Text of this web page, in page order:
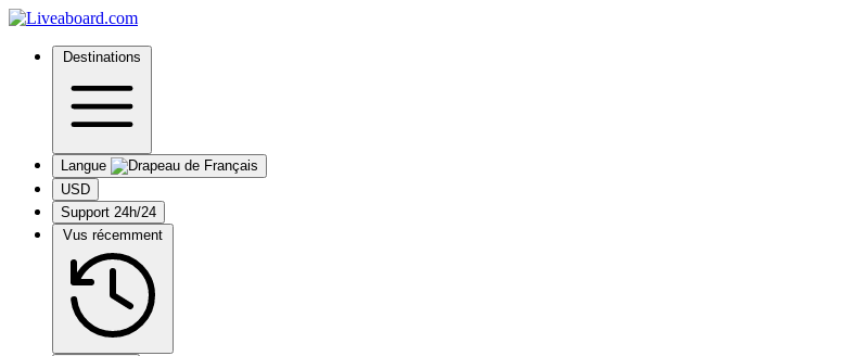
Destinations
Langue
USD
Support 24h/24
Vus récemment